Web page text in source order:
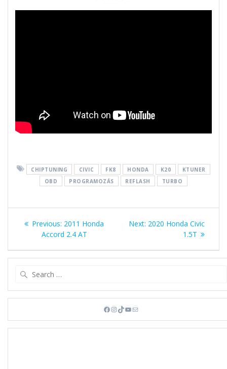
CHIPTUNING CIVIC FK8 HONDA K20
KTUNER
OBD
PROGRAMOZÁS REFLASH TURBO
Bejegyzés
navigáció
Previous: Previous
post:
2011 Honda
Accord 2.4 AT
Next: Next
2020 Honda Civic
1.5T
Facebook
Instagram
TikTok
YouTube
Mail